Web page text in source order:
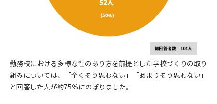
勤務校における多様な性のあり方を前提とした学校づくりの取り
組みについては、「全くそう思わない」「あまりそう思わない」
と回答した人が約75％にのぼりました。